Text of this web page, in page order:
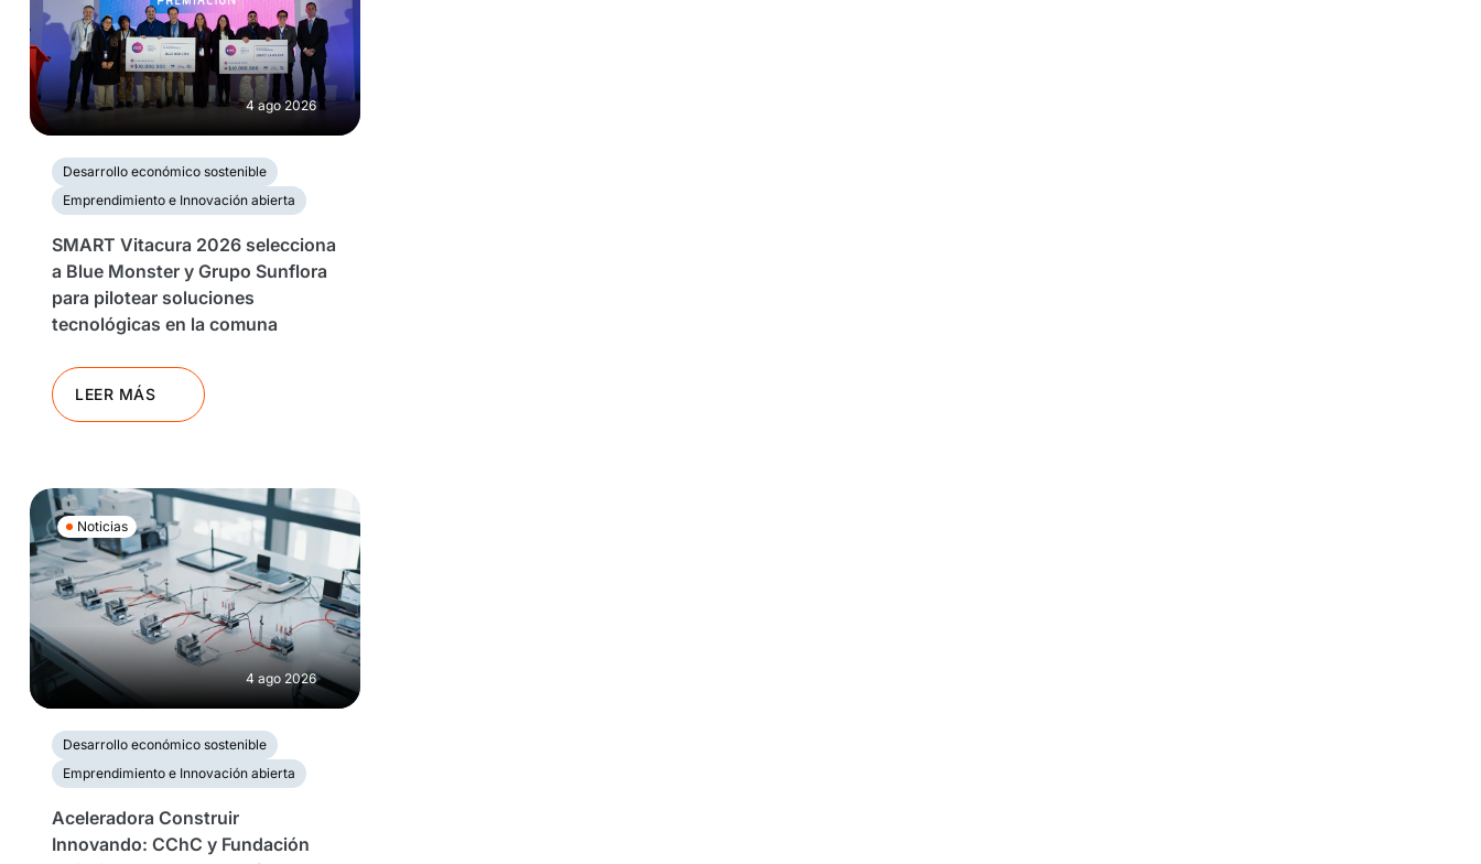
4 ago 2026
Desarrollo económico sostenible
Emprendimiento e Innovación abierta
SMART Vitacura 2026 selecciona
a Blue Monster y Grupo Sunflora
para pilotear soluciones
tecnológicas en la comuna
LEER MÁS
Noticias
4 ago 2026
Desarrollo económico sostenible
Emprendimiento e Innovación abierta
Aceleradora Construir
Innovando: CChC y Fundación